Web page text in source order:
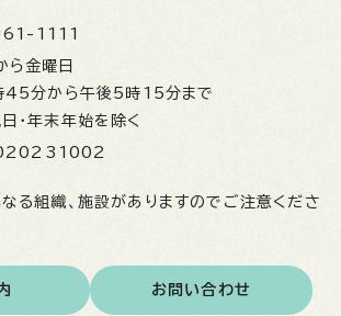
1111
ら金曜日
45分から午後5時15分まで
・年末年始を除く
る組織、施設がありますのでご注意くださ
お問い合わせ